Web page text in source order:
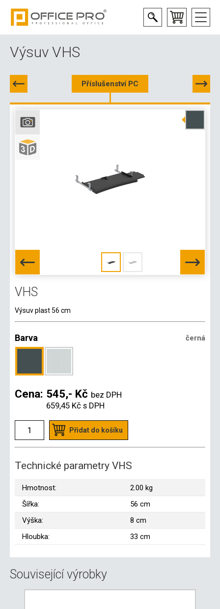
Výsuv VHS
Příslušenství PC
VHS
Výsuv plast 56 cm
Barva černá
Cena: 545,- Kč bez DPH
659,45 Kč s DPH
Přidat do košíku
Technické parametry VHS
Hmotnost:
2.00 kg
Šířka:
56 cm
Výška:
8 cm
Hloubka:
33 cm
Související výrobky